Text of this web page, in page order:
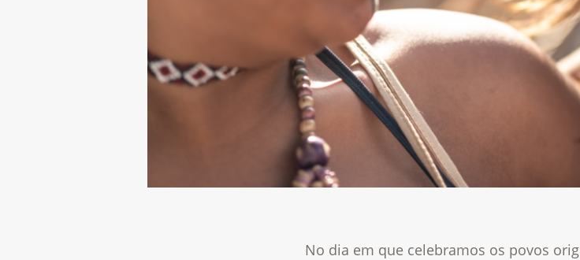
No dia em que celebramos os povos